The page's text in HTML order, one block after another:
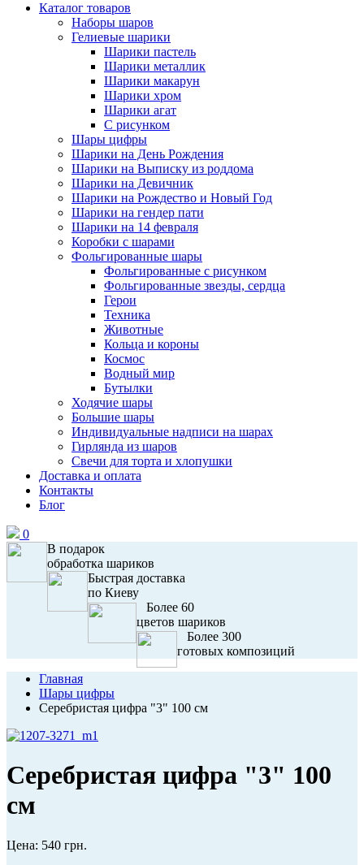
Каталог товаров
Наборы шаров
Гелиевые шарики
Шарики пастель
Шарики металлик
Шарики макарун
Шарики хром
Шарики агат
С рисунком
Шары цифры
Шарики на День Рождения
Шарики на Выписку из роддома
Шарики на Девичник
Шарики на Рождество и Новый Год
Шарики на гендер пати
Шарики на 14 февраля
Коробки с шарами
Фольгированные шары
Фольгированные с рисунком
Фольгированные звезды, сердца
Герои
Техника
Животные
Кольца и короны
Космос
Водный мир
Бутылки
Ходячие шары
Большие шары
Индивидуальные надписи на шарах
Гирлянда из шаров
Свечи для торта и хлопушки
Доставка и оплата
Контакты
Блог
0
В подарок
обработка шариков
Быстрая доставка
по Киеву
Более 60
цветов шариков
Более 300
готовых композиций
Главная
Шары цифры
Серебристая цифра "3" 100 см
Серебристая цифра "3" 100
см
Цена: 540 грн.